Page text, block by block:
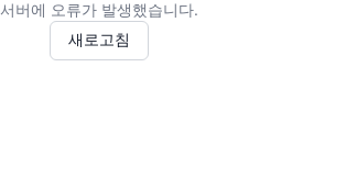
서버에 오류가 발생했습니다.
새로고침